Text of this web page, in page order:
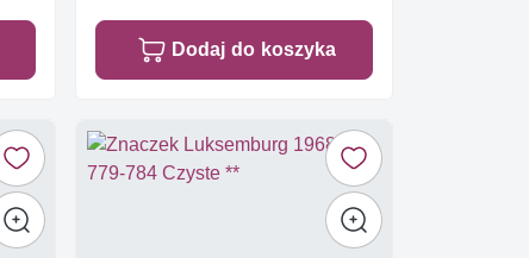
Dodaj do koszyka